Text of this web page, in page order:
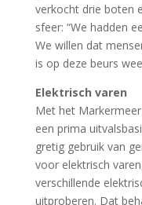
verkocht drie boten
sfeer: “We hadden
We willen dat
is op deze beurs
Elektrisch varen
Met het
een prima
gretig gebruik van
voor elektrisch
verschillende
uitproberen. Dat